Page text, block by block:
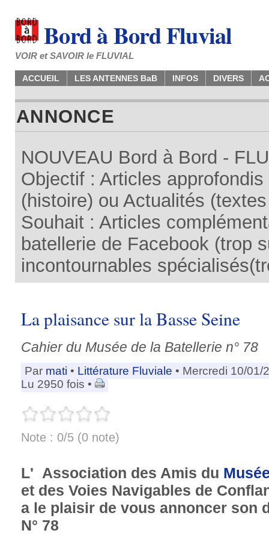
Bord à Bord Fluvial
VOIR et SAVOIR le FLUVIAL
ACCUEIL LES ANTENNES BaB INFOS DIVERS
ANNONCE
NOUVEAU Bord à Bord -
Objectif : Articles
(histoire) ou Actualités
Souhait : Articles
batellerie de Facebook (trop
incontournables
La plaisance sur la Basse Seine
Cahier du Musée de la Batellerie n° 78
Par mati • Littérature Fluviale • Mercredi 10/01/
Lu 2950 fois •
Note : 0/5 (0 note)
L' Association des Amis du
et des Voies Navigables de
a le plaisir de vous annoncer son
N° 78